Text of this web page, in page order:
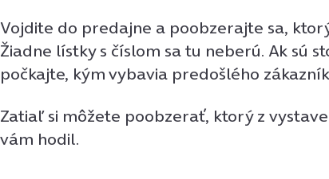
Vojdite do predajne a poobzerajte sa,
Žiadne lístky s číslom sa tu neberú. Ak sú
počkajte, kým vybavia predošlého
Zatiaľ si môžete poobzerať, ktorý z
vám hodil.